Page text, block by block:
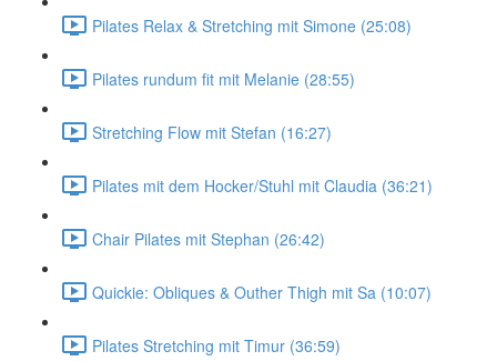
Pilates Relax & Stretching mit Simone (25:08)
Pilates rundum fit mit Melanie (28:55)
Stretching Flow mit Stefan (16:27)
Pilates mit dem Hocker/Stuhl mit Claudia (36:21)
Chair Pilates mit Stephan (26:42)
Quickie: Obliques & Outher Thigh mit Sa (10:07)
Pilates Stretching mit Timur (36:59)